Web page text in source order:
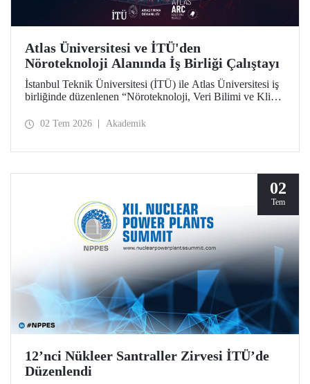
Atlas Üniversitesi ve İTÜ'den
Nöroteknoloji Alanında İş Birliği Çalıştayı
İstanbul Teknik Üniversitesi (İTÜ) ile Atlas Üniversitesi iş
birliğinde düzenlenen “Nöroteknoloji, Veri Bilimi ve Klinik
akademisyenleri ve araştırmacıları bir araya getirdi.
02 Tem 2026 Akademik
02
Tem
12’nci Nükleer Santraller Zirvesi İTÜ’de
Düzenlendi